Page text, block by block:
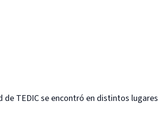
TEDIC se encontró en distintos lugares